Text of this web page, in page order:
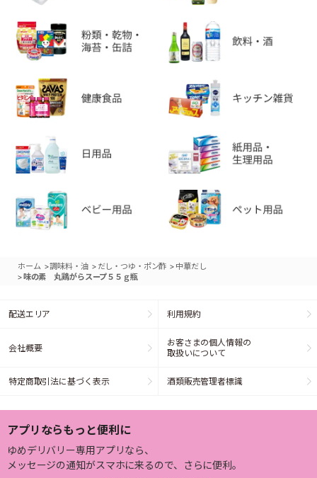
ホーム >調味料・油 > だし・つゆ・ポン酢 > 中華だし
> 味の素 丸鶏がらスープ５５ｇ瓶
配送エリア 利用規約
会社概要
お客さまの個人情報の
取扱いについて
特定商取引法に基づく表示 酒類販売管理者標識
アプリならもっと便利に
ゆめデリバリー専用アプリなら、
メッセージの通知がスマホに来るので、さらに便利。